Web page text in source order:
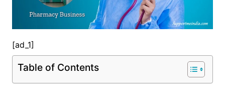
[ad_1]
Table of Contents